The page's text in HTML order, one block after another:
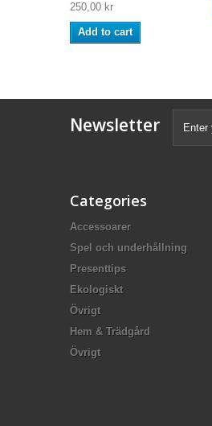
250,00 kr
Add to cart
Newsletter
Categories
Accessoarer
Spel och underhållning
Presenttips
Ekologiskt
Övrigt
Hem & Trädgård
Övrigt